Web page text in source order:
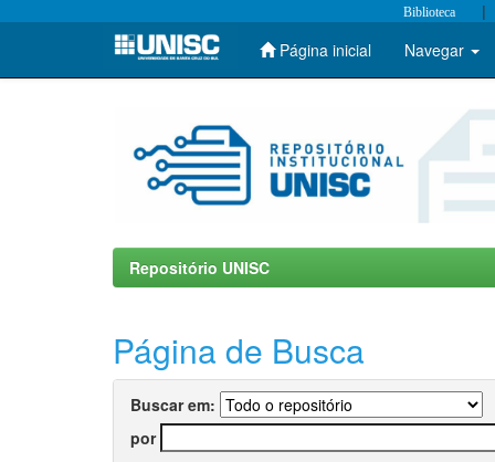
Skip
Biblioteca |
Página inicial Navegar
Repositório UNISC
Página de Busca
Buscar em:
por